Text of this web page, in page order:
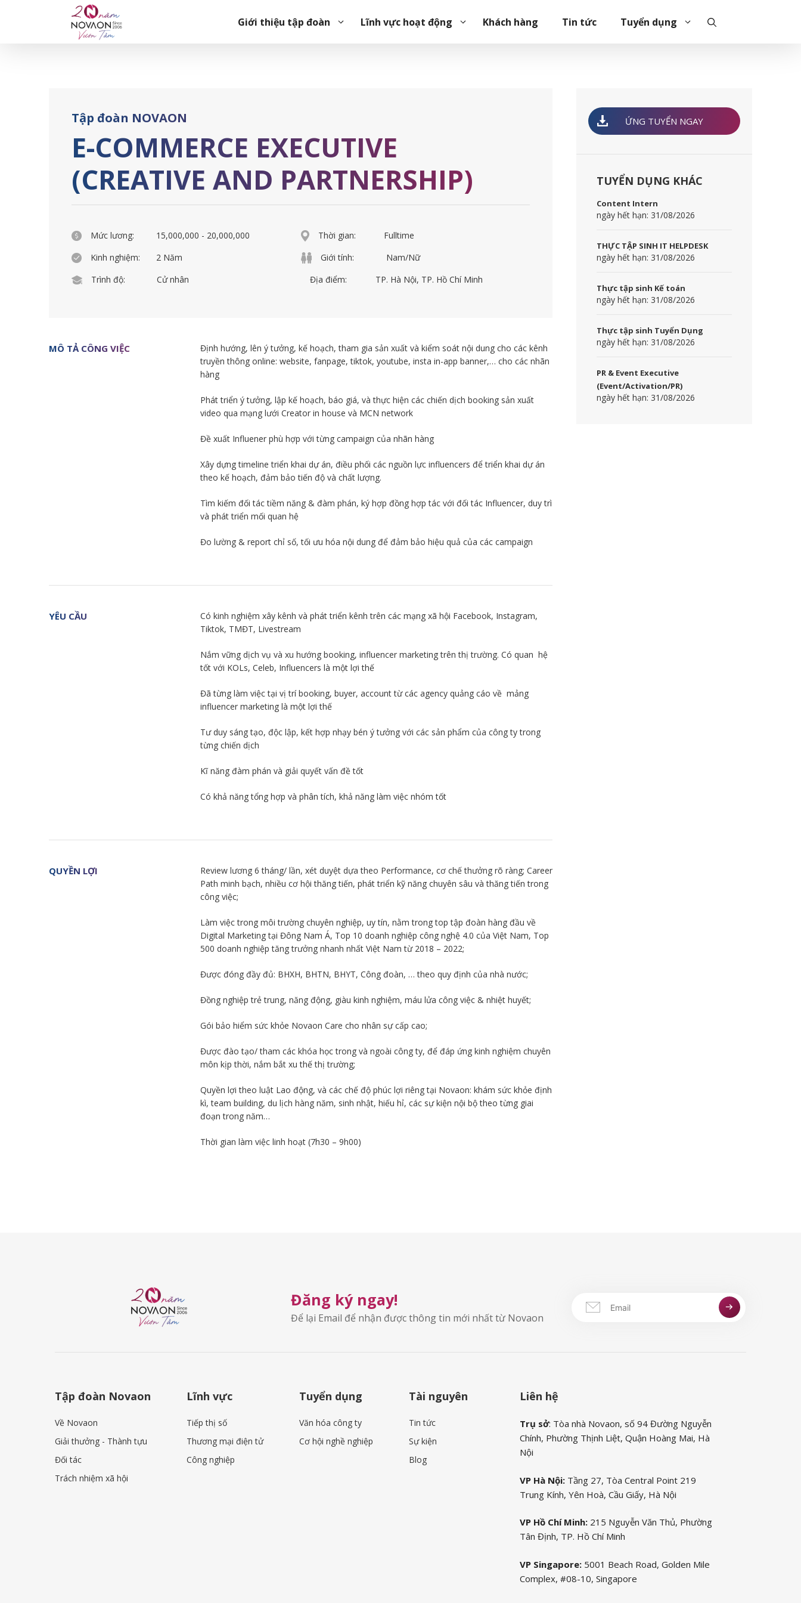
Giới thiệu tập đoàn Lĩnh vực hoạt động Khách hàng Tin tức Tuyển dụng
Trang chủ
Tập đoàn NOVAON
E-COMMERCE EXECUTIVE
(CREATIVE AND PARTNERSHIP)
Mức lương: 15,000,000 - 20,000,000 Thời gian:
Fulltime
Kinh nghiệm:
2 Năm Giới tính:
Nam/Nữ
Trình độ:
Cử nhân Địa điểm: TP. Hà Nội, TP. Hồ Chí Minh
MÔ TẢ CÔNG VIỆC
Định hướng, lên ý tưởng, kế hoạch, tham gia sản xuất và kiểm soát nội dung cho các kênh
truyền thông online: website, fanpage, tiktok, youtube, insta in-app banner,… cho các nhãn
hàng
Phát triển ý tưởng, lập kế hoạch, báo giá, và thực hiện các chiến dịch booking sản xuất
video qua mạng lưới Creator in house và MCN network
Đề xuất Influener phù hợp với từng campaign của nhãn hàng
Xây dựng timeline triển khai dự án, điều phối các nguồn lực influencers để triển khai dự án
theo kế hoạch, đảm bảo tiến độ và chất lượng.
Tìm kiếm đối tác tiềm năng & đàm phán, ký hợp đồng hợp tác với đối tác Influencer, duy trì
và phát triển mối quan hệ
Đo lường & report chỉ số, tối ưu hóa nội dung để đảm bảo hiệu quả của các campaign
YÊU CẦU
Có kinh nghiệm xây kênh và phát triển kênh trên các mạng xã hội Facebook, Instagram,
Tiktok, TMĐT, Livestream
Nắm vững dịch vụ và xu hướng booking, influencer marketing trên thị trường. Có quan hệ
tốt với KOLs, Celeb, Influencers là một lợi thế
Đã từng làm việc tại vị trí booking, buyer, account từ các agency quảng cáo về mảng
influencer marketing là một lợi thế
Tư duy sáng tạo, độc lập, kết hợp nhạy bén ý tưởng với các sản phẩm của công ty trong
từng chiến dịch
Kĩ năng đàm phán và giải quyết vấn đề tốt
Có khả năng tổng hợp và phân tích, khả năng làm việc nhóm tốt
QUYỀN LỢI
Review lương 6 tháng/ lần, xét duyệt dựa theo Performance, cơ chế thưởng rõ ràng; Career
Path minh bạch, nhiều cơ hội thăng tiến, phát triển kỹ năng chuyên sâu và thăng tiến trong
công việc;
Làm việc trong môi trường chuyên nghiệp, uy tín, nằm trong top tập đoàn hàng đầu về
Digital Marketing tại Đông Nam Á, Top 10 doanh nghiệp công nghệ 4.0 của Việt Nam, Top
500 doanh nghiệp tăng trưởng nhanh nhất Việt Nam từ 2018 – 2022;
Được đóng đầy đủ: BHXH, BHTN, BHYT, Công đoàn, … theo quy định của nhà nước;
Đồng nghiệp trẻ trung, năng động, giàu kinh nghiệm, máu lửa công việc & nhiệt huyết;
Gói bảo hiểm sức khỏe Novaon Care cho nhân sự cấp cao;
Được đào tạo/ tham các khóa học trong và ngoài công ty, để đáp ứng kinh nghiệm chuyên
môn kịp thời, nắm bắt xu thế thị trường;
Quyền lợi theo luật Lao động, và các chế độ phúc lợi riêng tại Novaon: khám sức khỏe định
kì, team building, du lịch hàng năm, sinh nhật, hiếu hỉ, các sự kiện nội bộ theo từng giai
đoạn trong năm…
Thời gian làm việc linh hoạt (7h30 – 9h00)
ỨNG TUYỂN NGAY
TUYỂN DỤNG KHÁC
Content Intern
ngày hết hạn: 31/08/2026
THỰC TẬP SINH IT HELPDESK
ngày hết hạn: 31/08/2026
Thực tập sinh Kế toán
ngày hết hạn: 31/08/2026
Thực tập sinh Tuyển Dụng
ngày hết hạn: 31/08/2026
PR & Event Executive
(Event/Activation/PR)
ngày hết hạn: 31/08/2026
Đăng ký ngay!
Để lại Email để nhận được thông tin mới nhất từ Novaon
Tập đoàn Novaon
Về Novaon
Giải thưởng - Thành tựu
Đối tác
Trách nhiệm xã hội
Lĩnh vực
Tiếp thị số
Thương mại điện tử
Công nghiệp
Tuyển dụng
Văn hóa công ty
Cơ hội nghề nghiệp
Tài nguyên
Tin tức
Sự kiện
Blog
Liên hệ
Trụ sở: Tòa nhà Novaon, số 94 Đường Nguyễn
Chính, Phường Thịnh Liệt, Quận Hoàng Mai, Hà
Nội
VP Hà Nội:Tầng 27, Tòa Central Point 219
Trung Kính, Yên Hoà, Cầu Giấy, Hà Nội
VP Hồ Chí Minh: 215 Nguyễn Văn Thủ, Phường
Tân Định, TP. Hồ Chí Minh
VP Singapore:5001 Beach Road, Golden Mile
Complex, #08-10, Singapore